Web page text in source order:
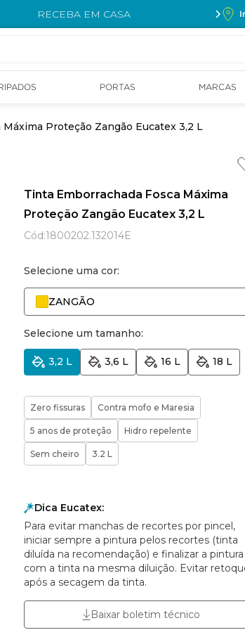
RECEBA EM CASA
RIPADOS PORTAS MARCAS
Proteção Zangão Eucatex 3,2 L
Tinta Emborrachada Fosca Máxima
Proteção Zangão Eucatex 3,2 L
Cód:1800202.132014E
Selecione uma cor:
ZANGÃO
Selecione um tamanho:
3,2 L 3,6 L 16 L 18 L
Zero fissuras Contra mofo e Maresia
5 anos de proteção Hidro repelente
Sem cheiro 3.2 L
Dica Eucatex:
Para evitar manchas de recortes por pincel,
iniciar sempre a pintura pelos recortes (tinta
diluída na recomendação) e finalizar a pintura
com a tinta na mesma diluição. Evitar
após a secagem da tinta.
Baixar boletim técnico